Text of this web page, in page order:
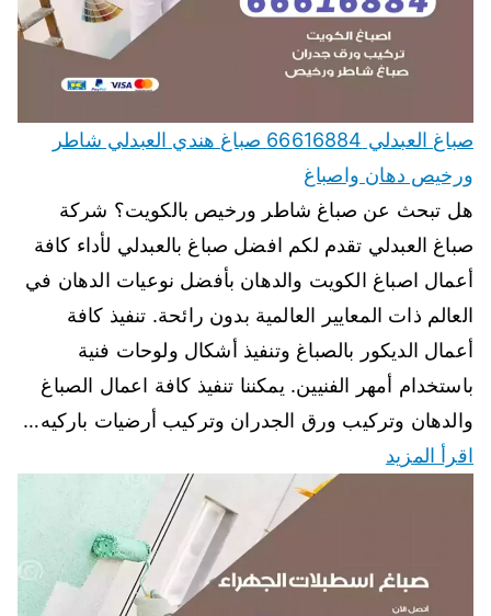
صباغ العبدلي 66616884 صباغ هندي العبدلي شاطر
ورخيص دهان واصباغ
هل تبحث عن صباغ شاطر ورخيص بالكويت؟ شركة
صباغ العبدلي تقدم لكم افضل صباغ بالعبدلي لأداء كافة
أعمال اصباغ الكويت والدهان بأفضل نوعيات الدهان في
العالم ذات المعايير العالمية بدون رائحة. تنفيذ كافة
أعمال الديكور بالصباغ وتنفيذ أشكال ولوحات فنية
باستخدام أمهر الفنيين. يمكننا تنفيذ كافة اعمال الصباغ
والدهان وتركيب ورق الجدران وتركيب أرضيات باركيه…
اقرأ المزيد